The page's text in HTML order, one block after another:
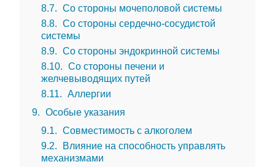
8.7
Со стороны мочеполовой системы
8.8
Со стороны сердечно-сосудистой
системы
8.9
Со стороны эндокринной системы
8.10
Со стороны печени и
желчевыводящих путей
8.11
Аллергии
9
Особые указания
9.1
Совместимость с алкоголем
9.2
Влияние на способность управлять
механизмами